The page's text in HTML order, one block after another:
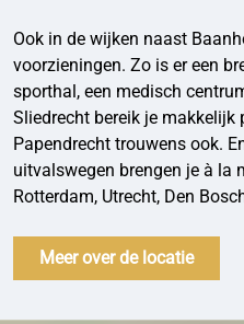
Ook in de wijken naast
voorzieningen. Zo is er een
sporthal, een medisch
Sliedrecht bereik je makkelijk
Papendrecht trouwens ook.
uitvalswegen brengen je à la
Rotterdam, Utrecht, Den
Meer over de locatie